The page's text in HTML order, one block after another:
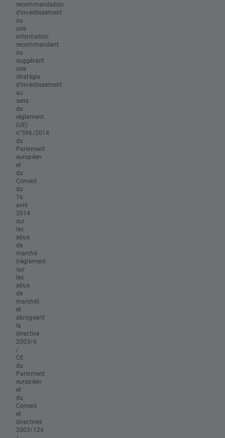
recommandation
d'investissement
ou
une
information
recommandant
ou
suggérant
une
stratégie
d'investissement
au
sens
du
règlement
(UE)
n°596/2014
du
Parlement
européen
et
du
Conseil
du
16
avril
2014
sur
les
abus
de
marché
(règlement
sur
les
abus
de
marché)
et
abrogeant
la
directive
2003/6
/
CE
du
Parlement
européen
et
du
Conseil
et
directives
2003/124